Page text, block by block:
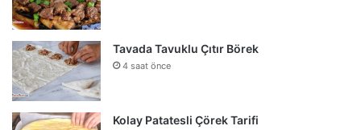
Tavada Tavuklu Çıtır Börek
4 saat önce
Kolay Patatesli Çörek Tarifi